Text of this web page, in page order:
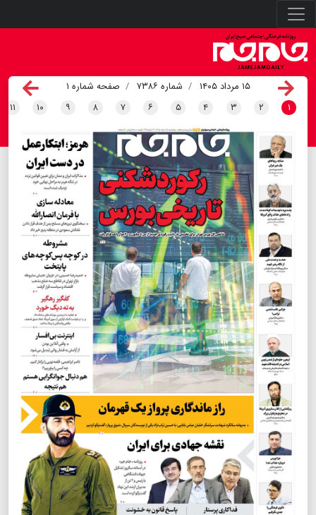
۱۵ مرداد ۱۴۰۵ شماره ۷۳۸۶
صفحه شماره ۱
۱
۲ ۳ ۴ ۵ ۶ ۷ ۸ ۹ ۱۰ ۱۱